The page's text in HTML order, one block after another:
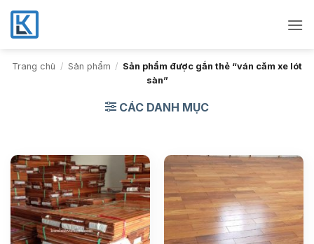
Bỏ
qua
nội
dungTrang chủ / Sản phẩm / Sản phẩm được gắn thẻ “ván căm xe lót
sàn”
CÁC DANH MỤC